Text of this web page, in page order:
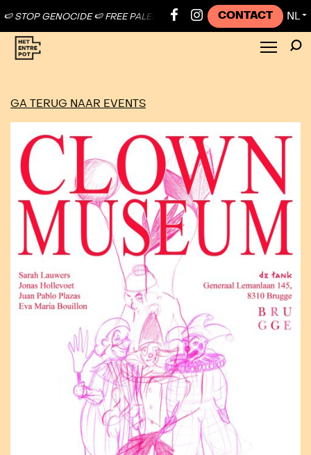
GENOCIDE 🍉 FREE PALESTINE ● 🍉 STOP GENOCIDE 🍉 FREE
CONTACT NL ▼
GA TERUG NAAR EVENTS